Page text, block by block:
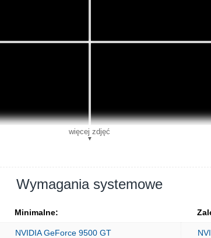
więcej zdjęć
▼
Wymagania systemowe
Minimalne:
NVIDIA GeForce 9500 GT